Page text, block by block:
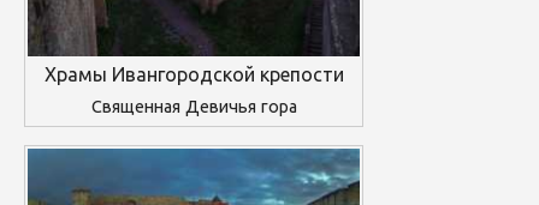
Храмы Ивангородской крепости
Священная Девичья гора